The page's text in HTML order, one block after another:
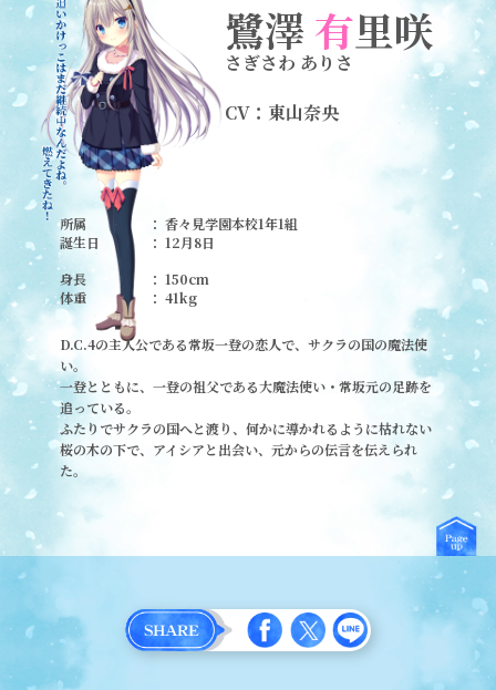
鷺澤 有里咲
さぎさわ ありさ
CV：東山奈央
所属
香々見学園本校1年1組
誕生日
12月8日
身長
150cm
体重
41kg
D.C.4の主人公である常坂一登の恋人で、サクラの国の魔法使
い。
一登とともに、一登の祖父である大魔法使い・常坂元の足跡を
追っている。
ふたりでサクラの国へと渡り、何かに導かれるように枯れない
桜の木の下で、アイシアと出会い、元からの伝言を伝えられ
た。